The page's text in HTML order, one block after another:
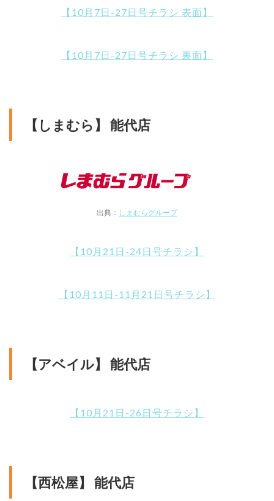
【10月7日-27日号チラシ 表面】
【10月7日-27日号チラシ 裏面】
【しまむら】 能代店
出典： しまむらグループ
【10月21日-24日号チラシ】
【10月11日-11月21日号チラシ】
【アベイル】 能代店
【10月21日-26日号チラシ】
【西松屋】 能代店